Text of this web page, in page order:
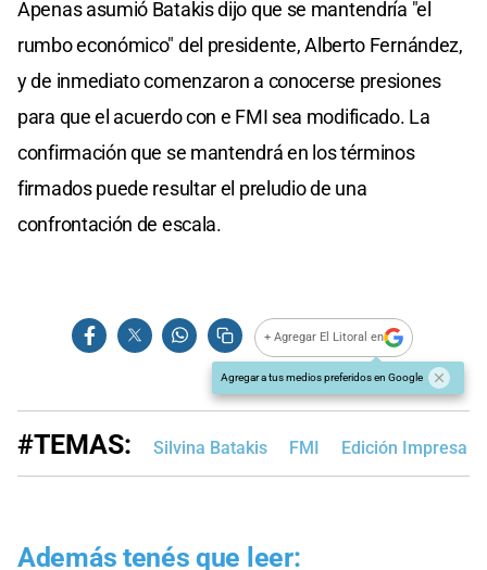
Apenas asumió Batakis dijo que se mantendría "el
rumbo económico" del presidente, Alberto Fernández,
y de inmediato comenzaron a conocerse presiones
para que el acuerdo con e FMI sea modificado. La
confirmación que se mantendrá en los términos
firmados puede resultar el preludio de una
confrontación de escala.
+ Agregar El Litoral en
Agregar a tus medios preferidos en Google
#TEMAS: Silvina Batakis FMI Edición Impresa
Además tenés que leer: